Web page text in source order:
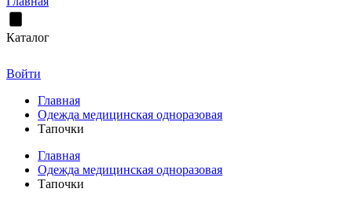
Каталог
Войти
Главная
Одежда медицинская одноразовая
Тапочки
Главная
Одежда медицинская одноразовая
Тапочки